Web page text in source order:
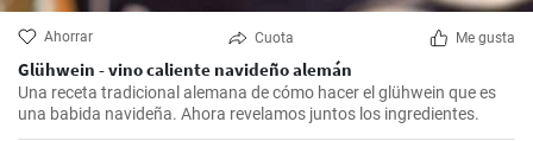
Ahorrar Cuota Me gusta
Glühwein - vino caliente navideño alemán
Una receta tradicional alemana de cómo hacer el glühwein que es
una babida navideña. Ahora revelamos juntos los ingredientes.